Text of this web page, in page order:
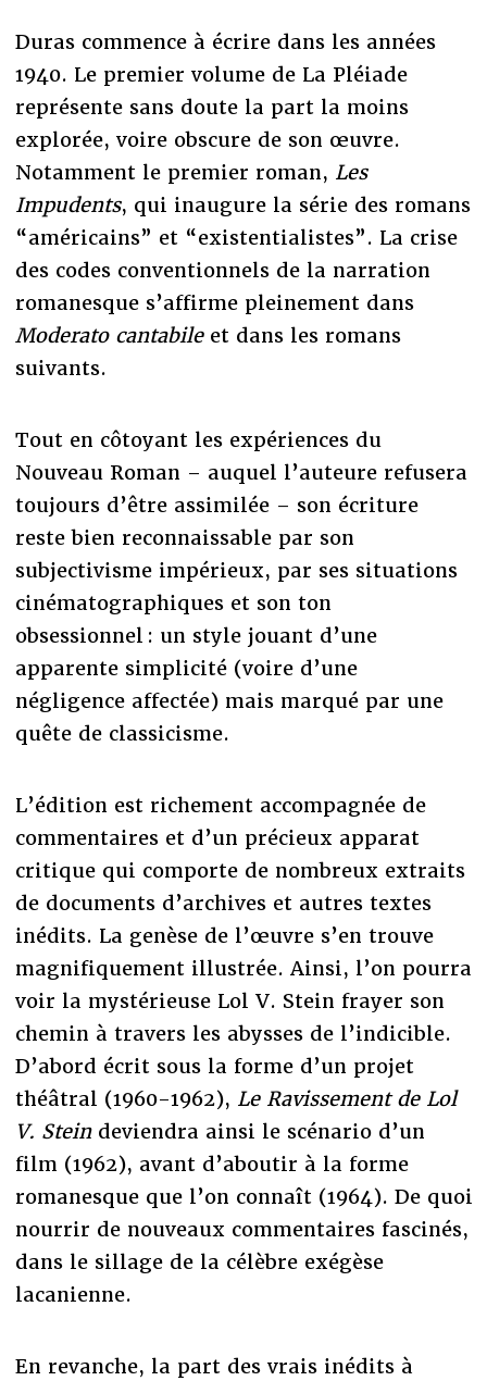
Duras commence à écrire dans les années
1940. Le premier volume de La Pléiade
représente sans doute la part la moins
explorée, voire obscure de son œuvre.
Notamment le premier roman, Les
Impudents, qui inaugure la série des romans
“américains” et “existentialistes”. La crise
des codes conventionnels de la narration
romanesque s’affirme pleinement dans
Moderato cantabileet dans les romans
suivants.
Tout en côtoyant les expériences du
Nouveau Roman – auquel l’auteure refusera
toujours d’être assimilée – son écriture
reste bien reconnaissable par son
subjectivisme impérieux, par ses situations
cinématographiques et son ton
obsessionnel : un style jouant d’une
apparente simplicité (voire d’une
négligence affectée) mais marqué par une
quête de classicisme.
L’édition est richement accompagnée de
commentaires et d’un précieux apparat
critique qui comporte de nombreux extraits
de documents d’archives et autres textes
inédits. La genèse de l’œuvre s’en trouve
magnifiquement illustrée. Ainsi, l’on pourra
voir la mystérieuse Lol V. Stein frayer son
chemin à travers les abysses de l’indicible.
D’abord écrit sous la forme d’un projet
théâtral (1960-1962), Le Ravissement de Lol
V. Steindeviendra ainsi le scénario d’un
film (1962), avant d’aboutir à la forme
romanesque que l’on connaît (1964). De quoi
nourrir de nouveaux commentaires fascinés,
dans le sillage de la célèbre exégèse
lacanienne.
En revanche, la part des vrais inédits à